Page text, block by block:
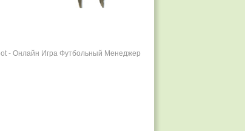
- Онлайн Игра Футбольный Менеджер